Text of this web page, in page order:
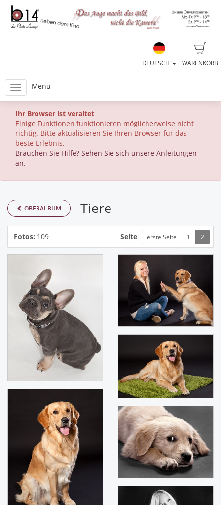
WARENKORB
DEUTSCH
Menü
Ihr Browser ist veraltet
Einige Funktionen funktionieren möglicherweise nicht
richtig. Bitte aktualisieren Sie Ihren Browser für das
beste Erlebnis.
Brauchen Sie Hilfe? Sehen Sie sich unsere Anleitungen
an.
OBERALBUM Tiere
Fotos: 109 Seite erste Seite 1 2